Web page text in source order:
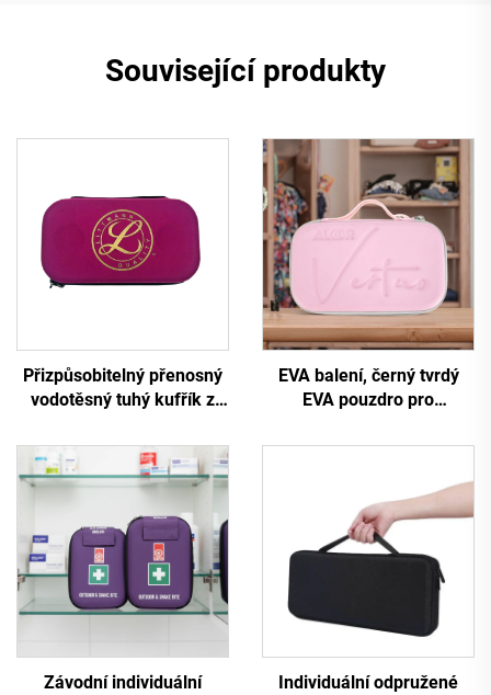
Související produkty
Přizpůsobitelný přenosný
vodotěsný tuhý kufřík z
nástroje (stetoskopy)
sestřiček, vhodný pro
modely 3M Littmann
EVA balení, černý tvrdý
EVA pouzdro pro
zařízení se zipem,
cestování a kempování
Závodní individuální
Individuální odpružené